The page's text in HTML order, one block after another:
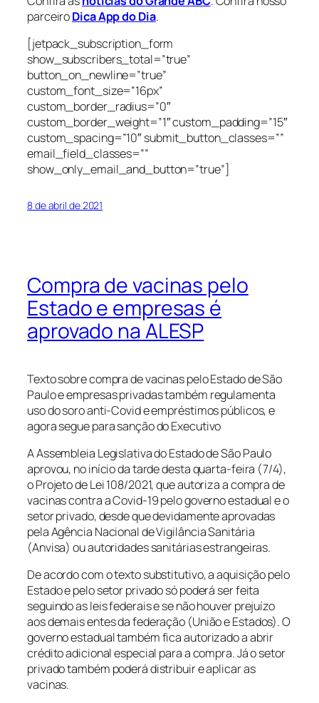
parceiroDica App do Dia.
[jetpack_subscription_form
show_subscribers_total=”true”
button_on_newline=”true”
custom_font_size=”16px”
custom_border_radius=”0″
custom_border_weight=”1″ custom_padding=”15″
custom_spacing=”10″ submit_button_classes=””
email_field_classes=””
show_only_email_and_button=”true”]
8 de abril de 2021
Compra de vacinas pelo
Estado e empresas é
aprovado na ALESP
Texto sobre compra de vacinas pelo Estado de São
Paulo e empresas privadas também regulamenta
uso do soro anti-Covid e empréstimos públicos, e
agora segue para sanção do Executivo
A Assembleia Legislativa do Estado de São Paulo
aprovou, no início da tarde desta quarta-feira (7/4),
o Projeto de Lei 108/2021, que autoriza a compra de
vacinas contra a Covid-19 pelo governo estadual e o
setor privado, desde que devidamente aprovadas
pela Agência Nacional de Vigilância Sanitária
(Anvisa) ou autoridades sanitárias estrangeiras.
De acordo com o texto substitutivo, a aquisição pelo
Estado e pelo setor privado só poderá ser feita
seguindo as leis federais e se não houver prejuízo
aos demais entes da federação (União e Estados). O
governo estadual também fica autorizado a abrir
crédito adicional especial para a compra. Já o setor
privado também poderá distribuir e aplicar as
vacinas.